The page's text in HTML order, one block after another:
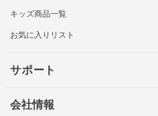
キッズ商品一覧
お気に入りリスト
サポート
会社情報